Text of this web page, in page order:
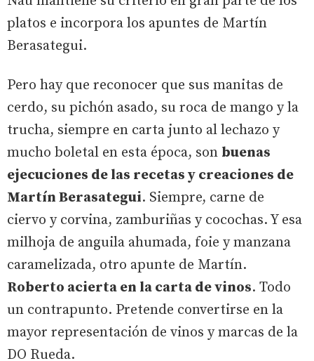
platos e incorpora los apuntes de Martín
Berasategui.
Pero hay que reconocer que sus manitas de
cerdo, su pichón asado, su roca de mango y la
trucha, siempre en carta junto al lechazo y
mucho boletal en esta época, son buenas
ejecuciones de las recetas y creaciones de
Martín Berasategui. Siempre, carne de
ciervo y corvina, zamburiñas y cocochas. Y esa
milhoja de anguila ahumada, foie y manzana
caramelizada, otro apunte de Martín.
Roberto acierta en la carta de vinos. Todo
un contrapunto. Pretende convertirse en la
mayor representación de vinos y marcas de la
DO Rueda.